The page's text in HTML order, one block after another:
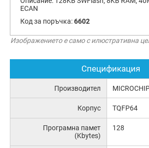
ECAN
Код за поръчка:6602
Изображението е само с илюстративна
Спецификация
Производител
Корпус TQFP64
Програмна памет
(Kbytes)
128